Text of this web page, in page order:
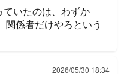
ていたのは、わずか
関係者だけやろという
2026/05/30 18:34